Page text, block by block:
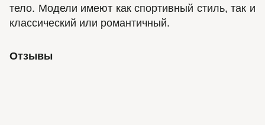
тело. Модели имеют как спортивный стиль, так и
классический или романтичный.
Отзывы